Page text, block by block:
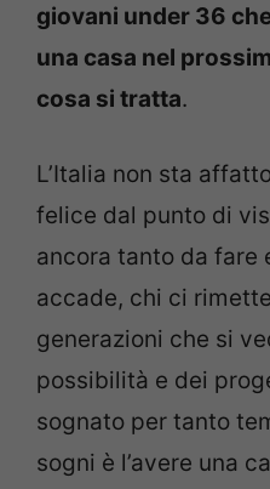
giovani under 36
una casa nel
cosa si tratta.
L’Italia non sta
felice dal punto di
ancora tanto da fare
accade, chi ci
generazioni che si
possibilità e dei
sognato per tanto
sogni è l’avere una